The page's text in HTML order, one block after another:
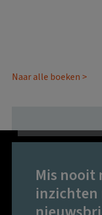
Naar alle boeken >
Mis nooit
inzichten